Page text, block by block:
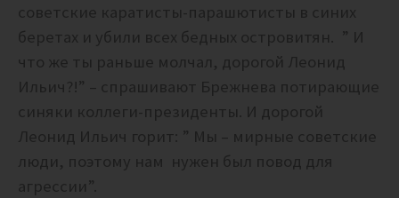
советские каратисты-парашютисты в синих
беретах и убили всех бедных островитян. ” И
что же ты раньше молчал, дорогой Леонид
Ильич?!” – спрашивают Брежнева потирающие
синяки коллеги-президенты. И дорогой
Леонид Ильич горит: ” Мы – мирные советские
люди, поэтому нам нужен был повод для
агрессии”.